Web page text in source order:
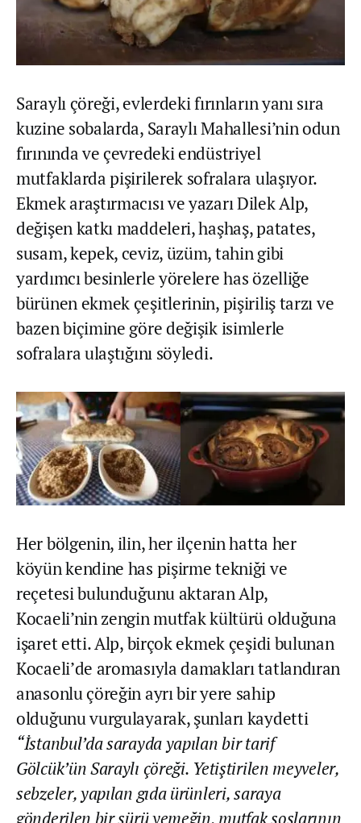
Saraylı çöreği, evlerdeki fırınların yanı sıra
kuzine sobalarda, Saraylı Mahallesi’nin odun
fırınında ve çevredeki endüstriyel
mutfaklarda pişirilerek sofralara ulaşıyor.
Ekmek araştırmacısı ve yazarı Dilek Alp,
değişen katkı maddeleri, haşhaş, patates,
susam, kepek, ceviz, üzüm, tahin gibi
yardımcı besinlerle yörelere has özelliğe
bürünen ekmek çeşitlerinin, pişiriliş tarzı ve
bazen biçimine göre değişik isimlerle
sofralara ulaştığını söyledi.
Her bölgenin, ilin, her ilçenin hatta her
köyün kendine has pişirme tekniği ve
reçetesi bulunduğunu aktaran Alp,
Kocaeli’nin zengin mutfak kültürü olduğuna
işaret etti. Alp, birçok ekmek çeşidi bulunan
Kocaeli’de aromasıyla damakları tatlandıran
anasonlu çöreğin ayrı bir yere sahip
olduğunu vurgulayarak, şunları kaydetti
“İstanbul’da sarayda yapılan bir tarif
Gölcük’ün Saraylı çöreği. Yetiştirilen meyveler,
sebzeler, yapılan gıda ürünleri, saraya
gönderilen bir sürü yemeğin, mutfak soslarının